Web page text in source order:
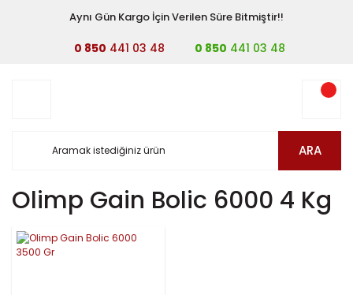
Aynı Gün Kargo İçin Verilen Süre Bitmiştir!!
0 850 441 03 48 0 850 441 03 48
ARA
Olimp Gain Bolic 6000 4 Kg